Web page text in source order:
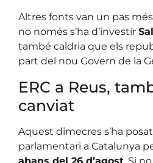
Altres fonts van un pas
no només s’ha d’investir
també caldria que els
part del nou Govern de la
ERC a Reus,
canviat
Aquest dimecres s’ha
parlamentari a Catalunya
abans del 26 d’agost. Si